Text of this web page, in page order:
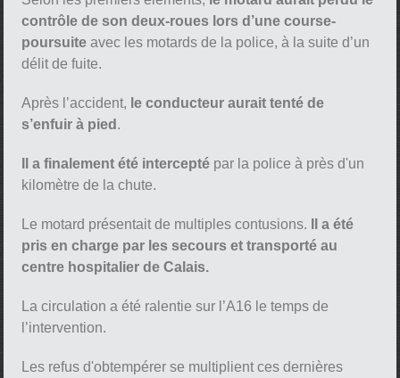
contrôle de son deux-roues lors d’une course-
poursuite avec les motards de la police, à la suite d’un
délit de fuite.
Après l’accident, le conducteur aurait tenté de
s’enfuir à pied .
Il a finalement été intercepté par la police à près d'un
kilomètre de la chute.
Le motard présentait de multiples contusions.
Il a été
pris en charge par les secours et transporté au
centre hospitalier de Calais.
La circulation a été ralentie sur l’A16 le temps de
l’intervention.
Les refus d'obtempérer se multiplient ces dernières